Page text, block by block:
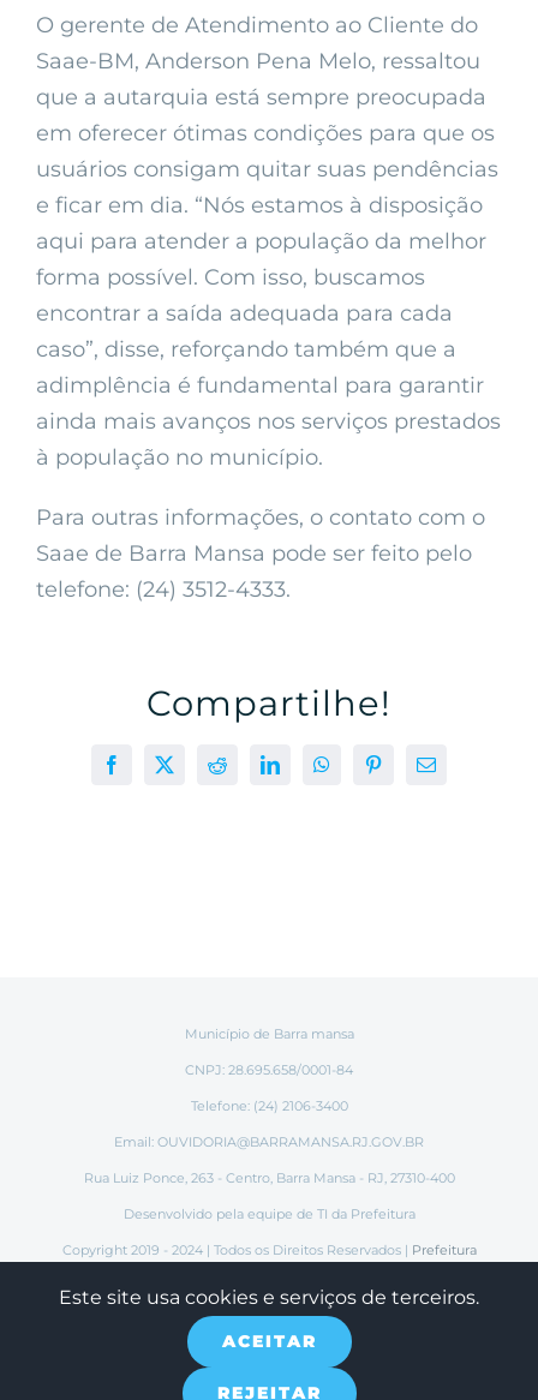
O gerente de Atendimento ao Cliente do
Saae-BM, Anderson Pena Melo, ressaltou
que a autarquia está sempre preocupada
em oferecer ótimas condições para que os
usuários consigam quitar suas pendências
e ficar em dia. “Nós estamos à disposição
aqui para atender a população da melhor
forma possível. Com isso, buscamos
encontrar a saída adequada para cada
caso”, disse, reforçando também que a
adimplência é fundamental para garantir
ainda mais avanços nos serviços prestados
à população no município.
Para outras informações, o contato com o
Saae de Barra Mansa pode ser feito pelo
telefone: (24) 3512-4333.
Compartilhe!
Facebook
X RedditLinkedInWhatsAppPinterest
E-
Município de Barra mansa
CNPJ: 28.695.658/0001-84
Telefone: (24) 2106-3400
Email: OUVIDORIA@BARRAMANSA.RJ.GOV.BR
Rua Luiz Ponce, 263 - Centro, Barra Mansa - RJ, 27310-400
Desenvolvido pela equipe de TI da Prefeitura
Copyright 2019 - 2024 | Todos os Direitos Reservados | Prefeitura
Municipal de Barra Mansa
Facebook
Este site usa cookies e serviços de terceiros.
ACEITAR
REJEITAR